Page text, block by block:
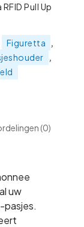
Pull Up
Figuretta
(0)
uw
pasjes.